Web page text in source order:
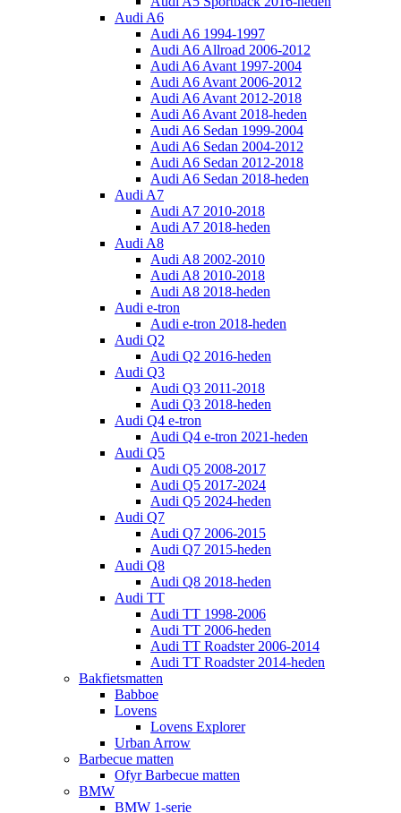
Audi A6
Audi A6 1994-1997
Audi A6 Allroad 2006-2012
Audi A6 Avant 1997-2004
Audi A6 Avant 2006-2012
Audi A6 Avant 2012-2018
Audi A6 Avant 2018-heden
Audi A6 Sedan 1999-2004
Audi A6 Sedan 2004-2012
Audi A6 Sedan 2012-2018
Audi A6 Sedan 2018-heden
Audi A7
Audi A7 2010-2018
Audi A7 2018-heden
Audi A8
Audi A8 2002-2010
Audi A8 2010-2018
Audi A8 2018-heden
Audi e-tron
Audi e-tron 2018-heden
Audi Q2
Audi Q2 2016-heden
Audi Q3
Audi Q3 2011-2018
Audi Q3 2018-heden
Audi Q4 e-tron
Audi Q4 e-tron 2021-heden
Audi Q5
Audi Q5 2008-2017
Audi Q5 2017-2024
Audi Q5 2024-heden
Audi Q7
Audi Q7 2006-2015
Audi Q7 2015-heden
Audi Q8
Audi Q8 2018-heden
Audi TT
Audi TT 1998-2006
Audi TT 2006-heden
Audi TT Roadster 2006-2014
Audi TT Roadster 2014-heden
Bakfietsmatten
Babboe
Lovens
Lovens Explorer
Urban Arrow
Barbecue matten
Ofyr Barbecue matten
BMW
BMW 1-serie